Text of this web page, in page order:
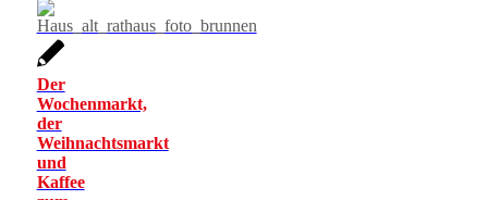
Der
Wochenmarkt,
der
Weihnachtsmarkt
und
Kaffee